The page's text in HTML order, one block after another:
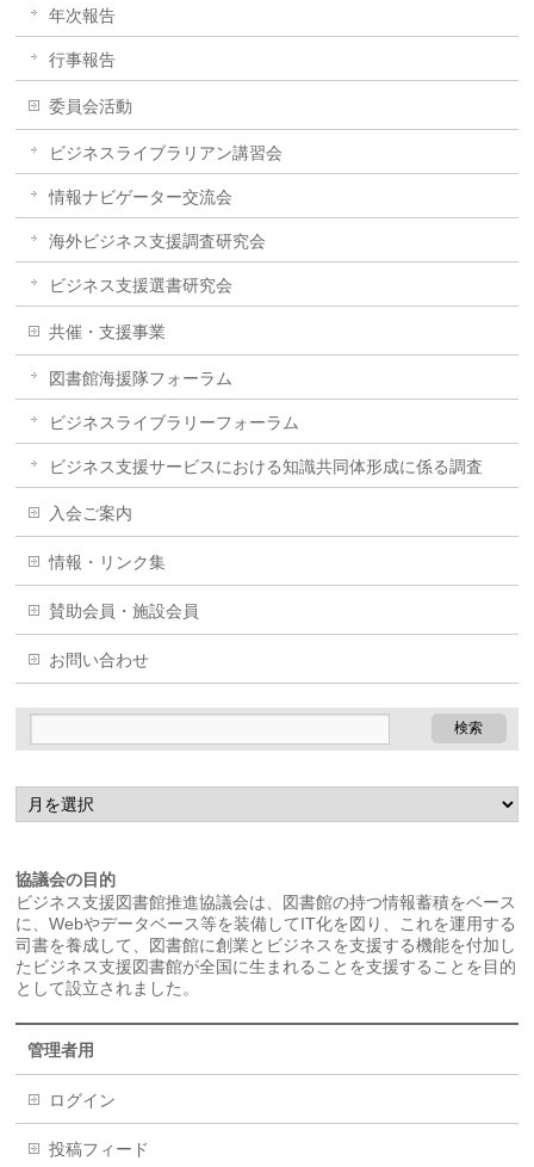
年次報告
行事報告
委員会活動
ビジネスライブラリアン講習会
情報ナビゲーター交流会
海外ビジネス支援調査研究会
ビジネス支援選書研究会
共催・支援事業
図書館海援隊フォーラム
ビジネスライブラリーフォーラム
ビジネス支援サービスにおける知識共同体形成に係る調査
入会ご案内
情報・リンク集
賛助会員・施設会員
お問い合わせ
協議会の目的
ビジネス支援図書館推進協議会は、図書館の持つ情報蓄積をベース
に、Webやデータベース等を装備してIT化を図り、これを運用する
司書を養成して、図書館に創業とビジネスを支援する機能を付加し
たビジネス支援図書館が全国に生まれることを支援することを目的
として設立されました。
管理者用
ログイン
投稿フィード